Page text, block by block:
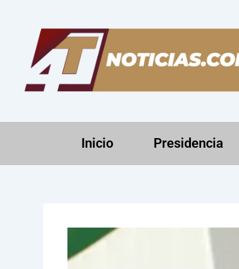
contenido
Inicio Presidencia